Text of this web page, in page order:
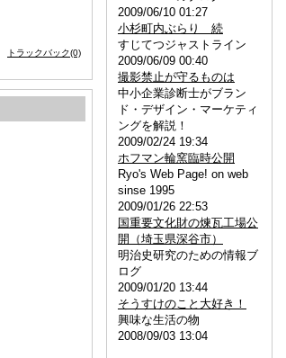
2009/06/10 01:27
小杉町内ぶらり 続
すじてつジャストライン
2009/06/09 00:40
撮影禁止が守るものは
中小企業診断士がブラン
ド・デザイン・マーケティ
ングを解説！
2009/02/24 19:34
ホフマン輪窯臨時公開
Ryo's Web Page! on web
sinse 1995
2009/01/26 22:53
国重要文化財の煉瓦工場公
開（埼玉県深谷市）
明治史研究のための情報ブ
ログ
2009/01/20 13:44
そうすけのこと大好き！
興味な生活の物
2008/09/03 13:04
トラックバック(0)